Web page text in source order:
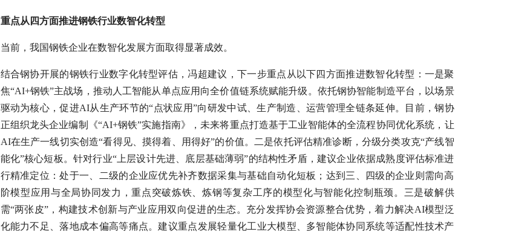
重点从四方面推进钢铁行业数智化转型
当前，我国钢铁企业在数智化发展方面取得显著成效。
结合钢协开展的钢铁行业数字化转型评估，冯超建议，下一步重点从以下四方面推进数智化转型：一是聚
焦“AI+钢铁”主战场，推动人工智能从单点应用向全价值链系统赋能升级。依托钢协智能制造平台，以场景
驱动为核心，促进AI从生产环节的“点状应用”向研发中试、生产制造、运营管理全链条延伸。目前，钢协
正组织龙头企业编制《“AI+钢铁”实施指南》，未来将重点打造基于工业智能体的全流程协同优化系统，让
AI在生产一线切实创造“看得见、摸得着、用得好”的价值。二是依托评估精准诊断，分级分类攻克“产线智
能化”核心短板。针对行业“上层设计先进、底层基础薄弱”的结构性矛盾，建议企业依据成熟度评估标准进
行精准定位：处于一、二级的企业应优先补齐数据采集与基础自动化短板；达到三、四级的企业则需向高
阶模型应用与全局协同发力，重点突破炼铁、炼钢等复杂工序的模型化与智能化控制瓶颈。三是破解供
需“两张皮”，构建技术创新与产业应用双向促进的生态。充分发挥协会资源整合优势，着力解决AI模型泛
化能力不足、落地成本偏高等痛点。建议重点发展轻量化工业大模型、多智能体协同系统等适配性技术产